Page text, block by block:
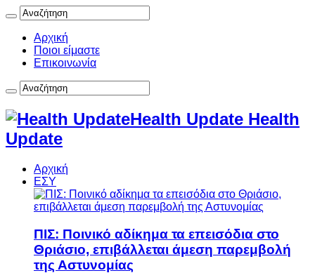
Αρχική
Ποιοι είμαστε
Επικοινωνία
Health Update Health
Update
Αρχική
ΕΣΥ
ΠΙΣ: Ποινικό αδίκημα τα επεισόδια στο
Θριάσιο, επιβάλλεται άμεση παρεμβολή
της Αστυνομίας